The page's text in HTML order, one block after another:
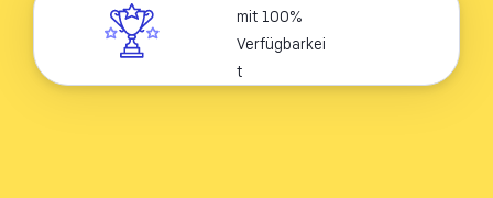
mit 100%
Verfügbarkei
t